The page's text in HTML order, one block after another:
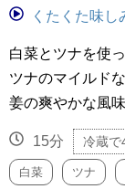
くたくた味し
白菜とツナを使
ツナのマイルド
姜の爽やかな風
15分 冷蔵で
白菜 ツナ